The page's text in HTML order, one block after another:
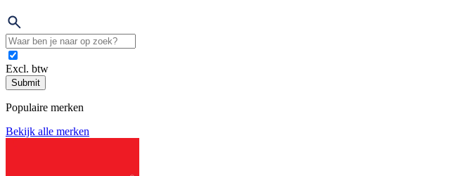
Excl. btw
Submit
Populaire merken
Bekijk alle merken